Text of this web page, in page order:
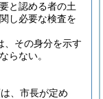
と認める者の土
し必要な検査を
、その身分を示す
らない。
、市長が定め